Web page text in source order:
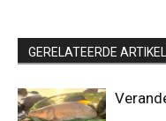
GERELATEERDE